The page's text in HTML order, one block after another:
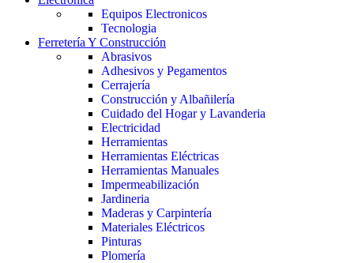
Equipos Electronicos
Tecnologia
Ferretería Y Construcción
Abrasivos
Adhesivos y Pegamentos
Cerrajería
Construcción y Albañilería
Cuidado del Hogar y Lavanderia
Electricidad
Herramientas
Herramientas Eléctricas
Herramientas Manuales
Impermeabilización
Jardineria
Maderas y Carpintería
Materiales Eléctricos
Pinturas
Plomería